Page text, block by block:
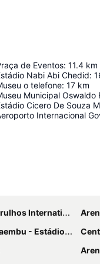
de Eventos: 11.4 km
Nabi Abi Chedid:
o telefone: 17 km
Municipal Oswaldo
Cicero De Souza
International Airport
Paulo Machado de Carvalho